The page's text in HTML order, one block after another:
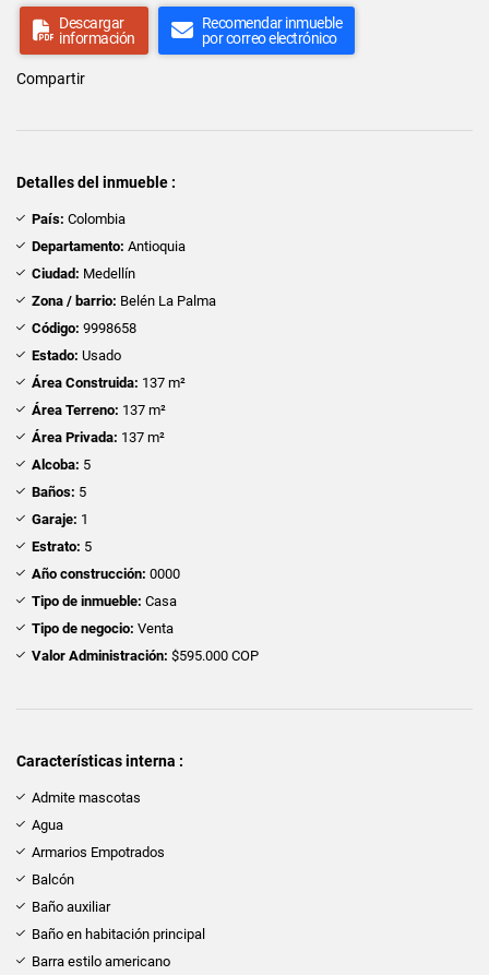
Descargar
información
Recomendar inmueble
por correo electrónico
Compartir
Detalles del inmueble :
País: Colombia
Departamento: Antioquia
Ciudad: Medellín
Zona / barrio: Belén La Palma
Código: 9998658
Estado: Usado
Área Construida: 137 m²
Área Terreno: 137 m²
Área Privada: 137 m²
Alcoba: 5
Baños: 5
Garaje: 1
Estrato: 5
Año construcción: 0000
Tipo de inmueble: Casa
Tipo de negocio: Venta
Valor Administración: $595.000 COP
Características interna :
Admite mascotas
Agua
Armarios Empotrados
Balcón
Baño auxiliar
Baño en habitación principal
Barra estilo americano